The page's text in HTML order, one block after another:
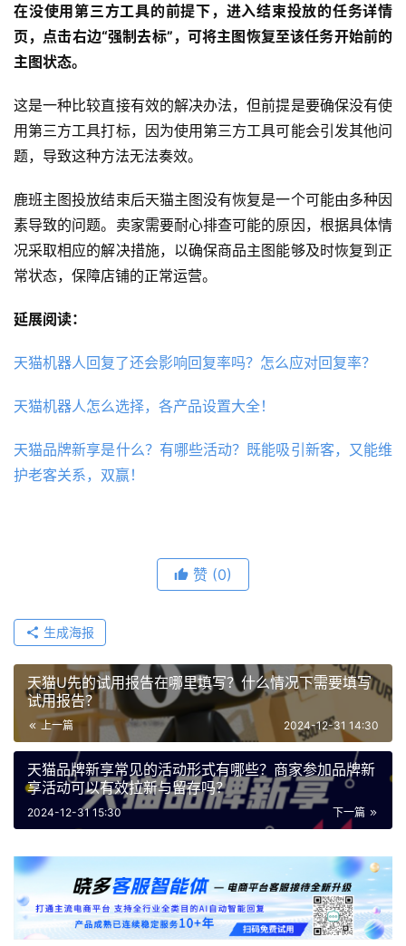
在没使用第三方工具的前提下，进入结束投放的任务详情
页，点击右边“强制去标”，可将主图恢复至该任务开始前的
主图状态。
这是一种比较直接有效的解决办法，但前提是要确保没有使
用第三方工具打标，因为使用第三方工具可能会引发其他问
题，导致这种方法无法奏效。
鹿班主图投放结束后天猫主图没有恢复是一个可能由多种因
素导致的问题。卖家需要耐心排查可能的原因，根据具体情
况采取相应的解决措施，以确保商品主图能够及时恢复到正
常状态，保障店铺的正常运营。
延展阅读：
天猫机器人回复了还会影响回复率吗？怎么应对回复率？
天猫机器人怎么选择，各产品设置大全！
天猫品牌新享是什么？有哪些活动？既能吸引新客，又能维
护老客关系，双赢！
赞 (0)
生成海报
天猫U先的试用报告在哪里填写？什么情况下需要填写
试用报告？
上一篇 2024-12-31 14:30
天猫品牌新享常见的活动形式有哪些？商家参加品牌新
享活动可以有效拉新与留存吗？
下一篇
2024-12-31 15:30